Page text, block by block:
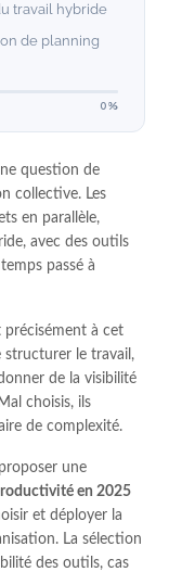
travail hybride
de planning
0%
question de
collective. Les
en parallèle,
avec des outils
passé à
à cet
structurer le travail,
de la visibilité
choisis, ils
de complexité.
une
en 2025
et déployer la
La sélection
des outils, cas